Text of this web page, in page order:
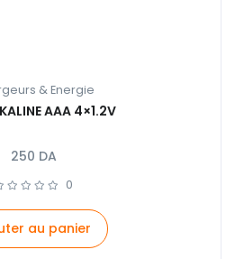
& Energie
AAA 4×1.2V
250 DA
0
au panier